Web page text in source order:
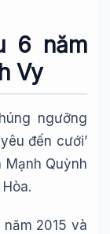
6 năm
Vy
ngưỡng
đến cưới’
Mạnh Quỳnh
2015 và